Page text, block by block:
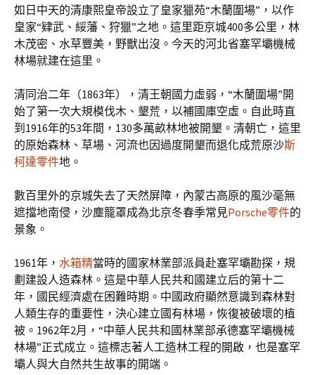
如日中天的清康熙皇帝設立了皇家獵苑“木蘭圍場”，以作
皇家“肄武、綏藩、狩獵”之地。這里距京城400多公里，林
木茂密、水草豐美，野獸出沒。今天的河北省塞罕壩機械
林場就建在這里。
清同治二年（1863年），清王朝國力虛弱，“木蘭圍場”開
始了第一次大規模伐木、墾荒，以補國庫空虛。自此時直
到1916年的53年間，130多萬畝林地被開墾。清朝亡，這里
的原始森林、草場、河流也因過度開墾而退化成荒原沙斯
柯達零件地。
數百里外的京城失去了天然屏障，內蒙古高原的風沙毫無
遮擋地南侵，沙塵籠罩成為北京冬春季常見Porsche零件的
景象。
1961年， 水箱精當時的國家林業部派員赴塞罕壩勘探，規
劃建設人造森林。這是中華人民共和國建立后的第十二
年，國民經濟處在困難時期。中國政府顯然意識到森林對
人類生存的重要性，決心建立國有林場，恢復被破壞的植
被。1962年2月，“中華人民共和國林業部承德塞罕壩機械
林場”正式成立。這標志著人工造林工程的開啟，也是塞罕
壩人與大自然共生故事的開端。